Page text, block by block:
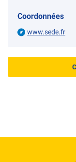
Coordonnées
www.sede.fr